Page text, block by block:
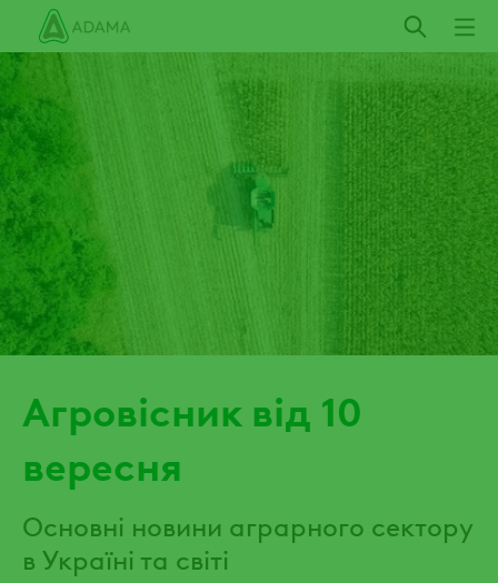
Пропустити
Агровісник від 10
вересня
Основні новини аграрного сектору
в Україні та світі